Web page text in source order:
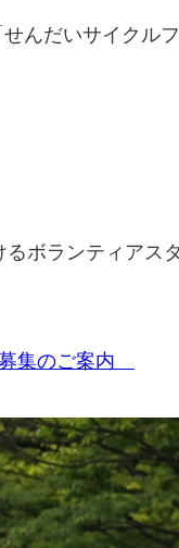
んだいサイクル
ボランティアス
集のご案内